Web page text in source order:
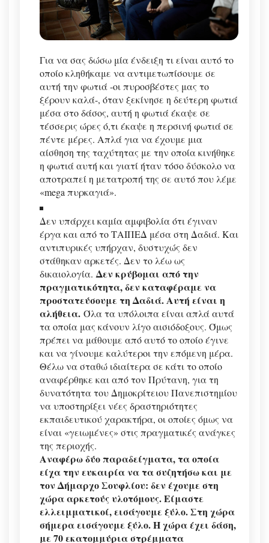
Για να σας δώσω μία ένδειξη τι είναι αυτό το
οποίο κληθήκαμε να αντιμετωπίσουμε σε
αυτή την φωτιά -οι πυροσβέστες μας το
ξέρουν καλά-, όταν ξεκίνησε η δεύτερη φωτιά
μέσα στο δάσος, αυτή η φωτιά έκαψε σε
τέσσερις ώρες ό,τι έκαψε η περσινή φωτιά σε
πέντε μέρες. Απλά για να έχουμε μια
αίσθηση της ταχύτητας με την οποία κινήθηκε
η φωτιά αυτή και γιατί ήταν τόσο δύσκολο να
αποτραπεί η μετατροπή της σε αυτό που λέμε
«mega πυρκαγιά».
Δεν υπάρχει καμία αμφιβολία ότι έγιναν
έργα και από το ΤΑΙΠΕΔ μέσα στη Δαδιά. Και
αντιπυρικές υπήρχαν, δυστυχώς δεν
στάθηκαν αρκετές. Δεν το λέω ως
δικαιολογία. Δεν κρύβομαι από την
πραγματικότητα, δεν καταφέραμε να
προστατεύσουμε τη Δαδιά. Αυτή είναι η
αλήθεια. Όλα τα υπόλοιπα είναι απλά αυτά
τα οποία μας κάνουν λίγο αισιόδοξους. Όμως
πρέπει να μάθουμε από αυτό το οποίο έγινε
και να γίνουμε καλύτεροι την επόμενη μέρα.
Θέλω να σταθώ ιδιαίτερα σε κάτι το οποίο
αναφέρθηκε και από τον Πρύτανη, για τη
δυνατότητα του Δημοκρίτειου Πανεπιστημίου
να υποστηρίξει νέες δραστηριότητες
εκπαιδευτικού χαρακτήρα, οι οποίες όμως να
είναι «γειωμένες» στις πραγματικές ανάγκες
της περιοχής.
Αναφέρω δύο παραδείγματα, τα οποία
είχα την ευκαιρία να τα συζητήσω και με
τον Δήμαρχο Σουφλίου: δεν έχουμε στη
χώρα αρκετούς υλοτόμους. Είμαστε
ελλειμματικοί, εισάγουμε ξύλο. Στη χώρα
σήμερα εισάγουμε ξύλο. Η χώρα έχει δάση,
με 70 εκατομμύρια στρέμματα